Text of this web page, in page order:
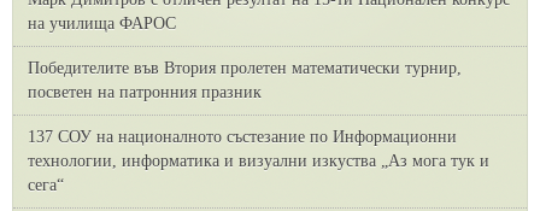
на училища ФАРОС
Победителите във Втория пролетен математически турнир,
посветен на патронния празник
137 СОУ на националното състезание по Информационни
технологии, информатика и визуални изкуства „Аз мога тук и
сега“